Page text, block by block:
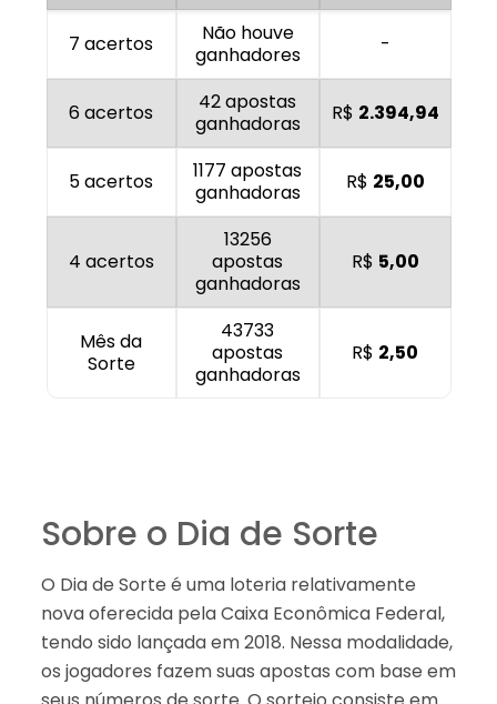
7 acertos
Não houve
ganhadores
-
6 acertos
42 apostas
ganhadoras
R$ 2.394,94
5 acertos
1177 apostas
ganhadoras
R$ 25,00
4 acertos
13256
apostas
ganhadoras
R$ 5,00
Mês da
Sorte
43733
apostas
ganhadoras
R$ 2,50
Sobre o Dia de Sorte
O Dia de Sorte é uma loteria relativamente
nova oferecida pela Caixa Econômica Federal,
tendo sido lançada em 2018. Nessa modalidade,
os jogadores fazem suas apostas com base em